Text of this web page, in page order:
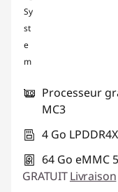
Processeur
MC3
4 Go
64 Go eMMC
GRATUITLivraison